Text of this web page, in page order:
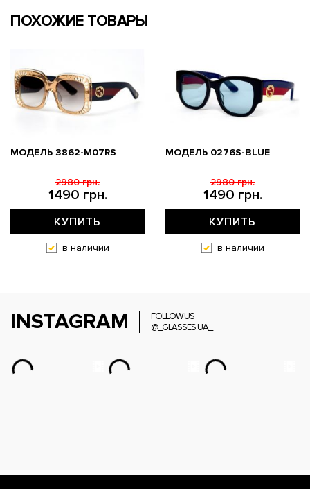
ПОХОЖИЕ ТОВАРЫ
МОДЕЛЬ 3862-M07RS
1490 грн.
2980 грн.
КУПИТЬ
в наличии
МОДЕЛЬ 0276S-BLUE
1490 грн.
2980 грн.
КУПИТЬ
в наличии
INSTAGRAM
FOLLOW US
@_GLASSES.UA_